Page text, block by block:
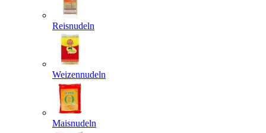
Reisnudeln
Weizennudeln
Maisnudeln